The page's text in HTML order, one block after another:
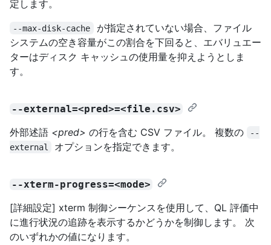
定します。
--max-disk-cache
が指定されていない場合、ファイル
システムの空き容量がこの割合を下回ると、エバリュエー
ターはディスク キャッシュの使用量を抑えようとしま
す。
--external=<pred>=<file.csv>
外部述語 <pred> の行を含む CSV ファイル。 複数の
--
external
オプションを指定できます。
--xterm-progress=<mode>
[詳細設定] xterm 制御シーケンスを使用して、QL 評価中
に進行状況の追跡を表示するかどうかを制御します。 次
のいずれかの値になります。